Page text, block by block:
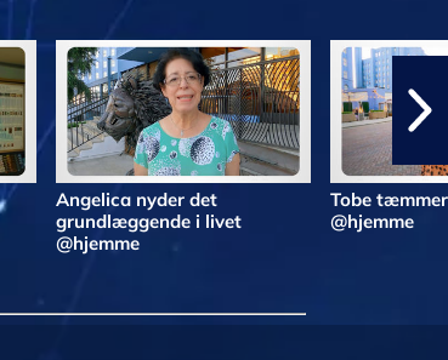
Angelica nyder det
grundlæggende i livet
@hjemme
Tobe
@hjemme